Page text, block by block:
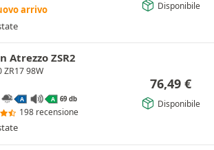
arrivo
Disponibile
Atrezzo ZSR2
ZR17 98W
A A 69 db
198 recensione
76,49 €
Disponibile